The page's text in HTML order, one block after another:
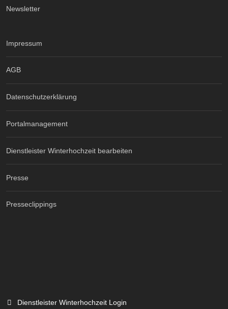
Newsletter
Impressum
AGB
Datenschutzerklärung
Portalmanagement
Dienstleister Winterhochzeit bearbeiten
Presse
Presseclippings
Dienstleister Winterhochzeit Login